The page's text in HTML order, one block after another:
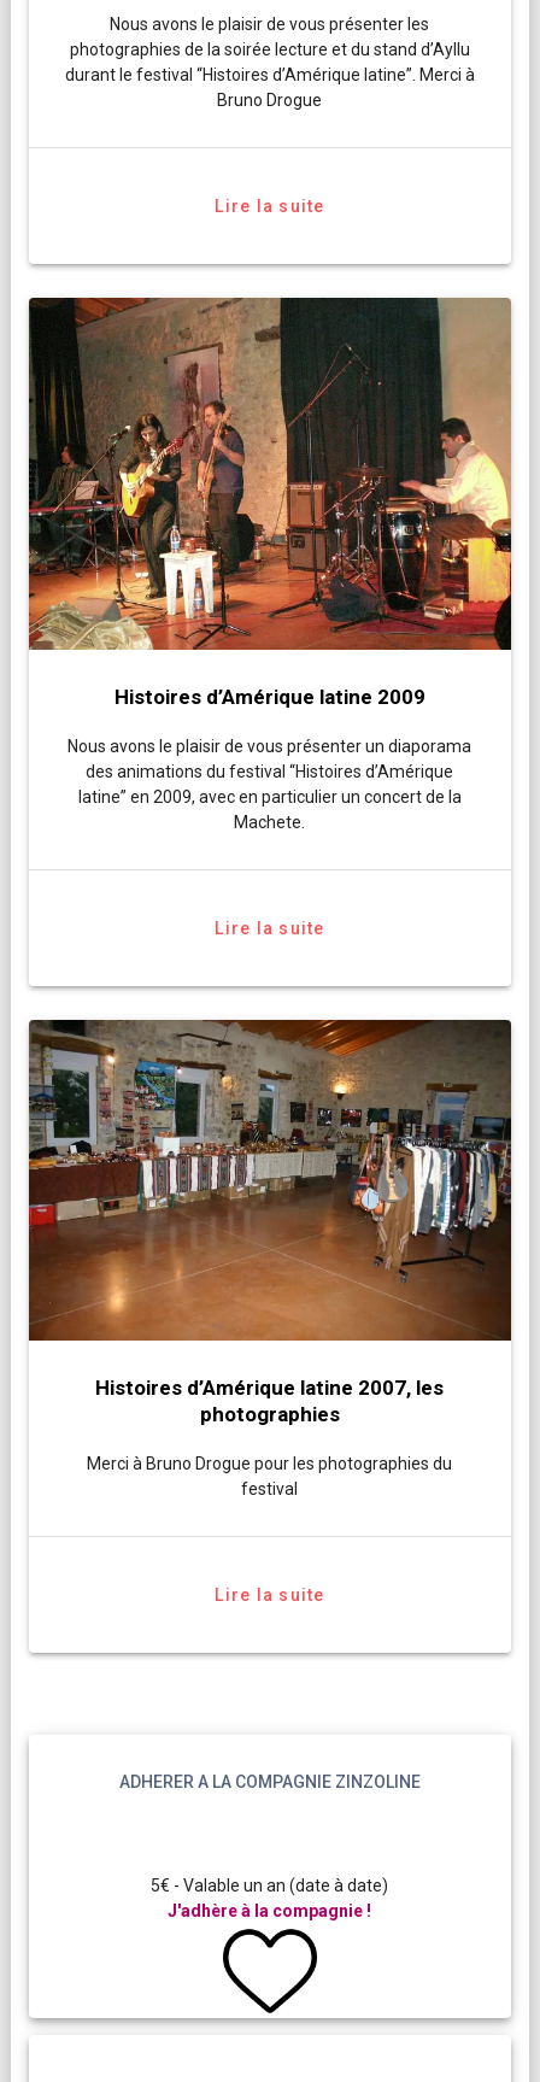
Nous avons le plaisir de vous présenter les
photographies de la soirée lecture et du stand d’Ayllu
durant le festival “Histoires d’Amérique latine”. Merci à
Bruno Drogue
Lire la suite
Histoires d’Amérique latine 2009
Nous avons le plaisir de vous présenter un diaporama
des animations du festival “Histoires d’Amérique
latine” en 2009, avec en particulier un concert de la
Machete.
Lire la suite
Histoires d’Amérique latine 2007, les
photographies
Merci à Bruno Drogue pour les photographies du
festival
Lire la suite
ADHERER A LA COMPAGNIE ZINZOLINE
5€ - Valable un an (date à date)
J'adhère à la compagnie !